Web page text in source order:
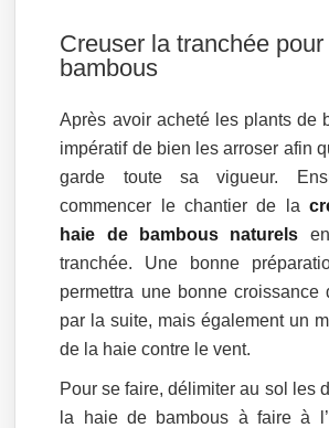
Creuser la tranchée
bambous
Après avoir acheté les plants de
impératif de bien les arroser afin
garde toute sa vigueur.
commencer le chantier de la
haie de bambous naturels
tranchée. Une bonne
permettra une bonne croissance
par la suite, mais également un
de la haie contre le vent.
Pour se faire, délimiter au sol les
la haie de bambous à faire à